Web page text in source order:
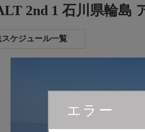
エラー
2nd 1 石川県輪島
スケジュール一覧